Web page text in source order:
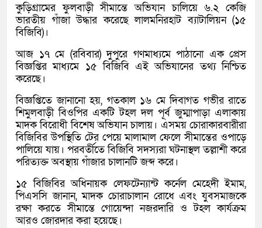
কুড়িগ্রামের ফুলবাড়ী সীমান্তে অভিযান চালিয়ে ৬.২ কেজি
ভারতীয় গাঁজা উদ্ধার করেছে লালমনিরহাট ব্যাটালিয়ন (১৫
বিজিবি)।
আজ ১৭ মে (রবিবার) দুপুরে গণমাধ্যমে পাঠানো এক প্রেস
বিজ্ঞপ্তির মাধ্যমে ১৫ বিজিবি এই অভিযানের তথ্য নিশ্চিত
করেছে।
বিজ্ঞপ্তিতে জানানো হয়, গতকাল ১৬ মে দিবাগত গভীর রাতে
শিমুলবাড়ী বিওপির একটি টহল দল পূর্ব জুম্মাপাড়া এলাকায়
মাদক বিরোধী বিশেষ অভিযান চালায়। এসময় চোরাকারবারীরা
বিজিবির উপস্থিতি টের পেয়ে মালামাল ফেলে সীমান্তের ওপাড়ে
পালিয়ে যায়। পরবর্তীতে বিজিবি সদস্যরা ঘটনাস্থল তল্লাশী করে
পরিত্যক্ত অবস্থায় গাঁজার চালানটি জব্দ করে।
১৫ বিজিবির অধিনায়ক লেফটেন্যান্ট কর্নেল মেহেদী ইমাম,
পিএসসি জানান, মাদক চোরাচালান রোধে এবং যুবসমাজকে
রক্ষা করতে সীমান্তে গোয়েন্দা নজরদারি ও টহল কার্যক্রম
আরও জোরদার করা হয়েছে।